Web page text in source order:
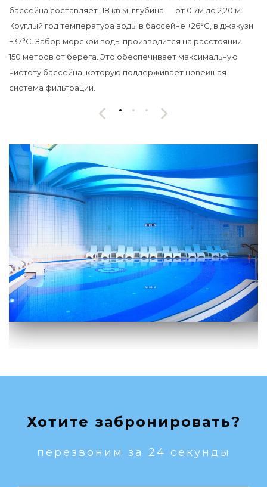
бассейна составляет 118 кв.м, глубина — от 0.7м до 2,20 м.
Круглый год температура воды в бассейне +26°С, в джакузи
+37°С. Забор морской воды производится на расстоянии
150 метров от берега. Это обеспечивает максимальную
чистоту бассейна, которую поддерживает новейшая
система фильтрации.
Хотите забронировать?
перезвоним за 24 секунды